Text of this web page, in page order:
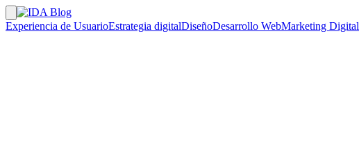
Experiencia de UsuarioEstrategia digitalDiseñoDesarrollo WebMarketing Digital